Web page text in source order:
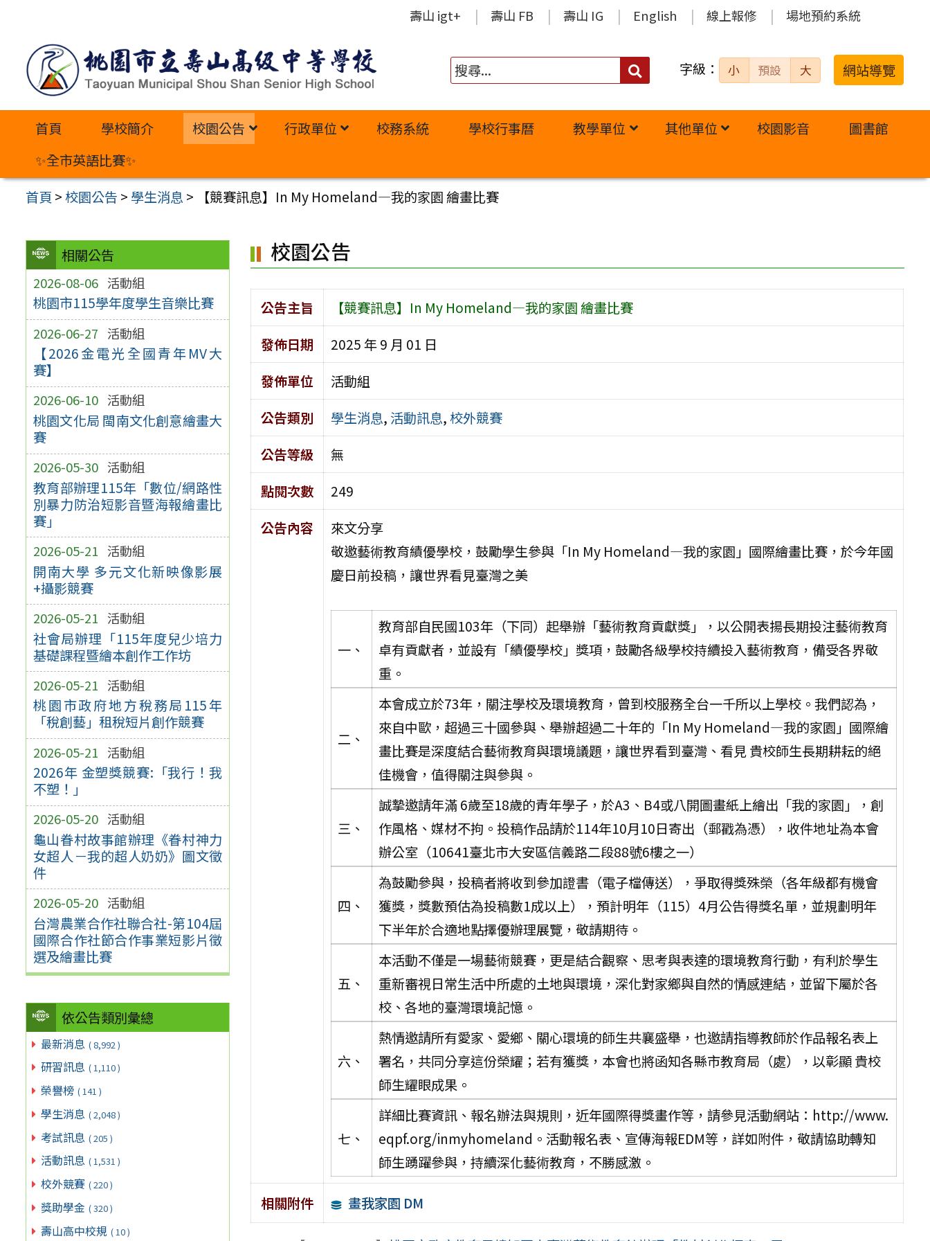
內
壽山 igt+ 壽山 FB 壽山 IG English 線上報修 場地預約系統
搜
字級： 小 預設 大 網站導覽
首頁 學校簡介 校園公告 行政單位 校務系統 學校行事曆 教學單位 其他單位 校園影音
圖書館
✨全市英語比賽✨
首頁 >校園公告 > 學生消息 > 【競賽訊息】In My Homeland—我的家園 繪畫比賽
相關公告
2026-08-06 活動組
桃園市115學年度學生音樂比賽
2026-06-27 活動組
【2026金電光全國青年MV大
賽】
2026-06-10 活動組
桃園文化局 閩南文化創意繪畫大
賽
2026-05-30 活動組
教育部辦理115年「數位/網路性
別暴力防治短影音暨海報繪畫比
賽」
2026-05-21 活動組
開南大學 多元文化新映像影展
+攝影競賽
2026-05-21 活動組
社會局辦理「115年度兒少培力
基礎課程暨繪本創作工作坊
2026-05-21 活動組
桃園市政府地方稅務局115年
「稅創藝」租稅短片創作競賽
2026-05-21 活動組
2026年 金塑獎競賽:「我行！我
不塑！」
2026-05-20 活動組
龜山眷村故事館辦理《眷村神力
女超人－我的超人奶奶》圖文徵
件
2026-05-20 活動組
台灣農業合作社聯合社-第104屆
國際合作社節合作事業短影片徵
選及繪畫比賽
依公告類別彙總
最新消息 ( 8,992 )
研習訊息 ( 1,110 )
榮譽榜 ( 141 )
學生消息 ( 2,048 )
考試訊息 ( 205 )
活動訊息 ( 1,531 )
校外競賽 ( 220 )
獎助學金 ( 320 )
壽山高中校規 ( 10 )
校園公告
公告主旨
【競賽訊息】In My Homeland—我的家園 繪畫比賽
發佈日期
2025 年 9 月 01 日
發佈單位
活動組
公告類別
學生消息, 活動訊息,校外競賽
公告等級
無
點閱次數
249
公告內容
來文分享
敬邀藝術教育績優學校，鼓勵學生參與「In My Homeland—我的家園」國際繪畫比賽，於今年國
慶日前投稿，讓世界看見臺灣之美
一、
教育部自民國103年（下同）起舉辦「藝術教育貢獻獎」，以公開表揚長期投注藝術教育
卓有貢獻者，並設有「績優學校」獎項，鼓勵各級學校持續投入藝術教育，備受各界敬
重。
二、
本會成立於73年，關注學校及環境教育，曾到校服務全台一千所以上學校。我們認為，
來自中歐，超過三十國參與、舉辦超過二十年的「In My Homeland—我的家園」國際繪
畫比賽是深度結合藝術教育與環境議題，讓世界看到臺灣、看見 貴校師生長期耕耘的絕
佳機會，值得關注與參與。
三、
誠摯邀請年滿 6歲至18歲的青年學子，於A3、B4或八開圖畫紙上繪出「我的家園」，創
作風格、媒材不拘。投稿作品請於114年10月10日寄出（郵戳為憑），收件地址為本會
辦公室（10641臺北市大安區信義路二段88號6樓之一）
四、
為鼓勵參與，投稿者將收到參加證書（電子檔傳送），爭取得獎殊榮（各年級都有機會
獲獎，獎數預估為投稿數1成以上），預計明年（115）4月公告得獎名單，並規劃明年
下半年於合適地點擇優辦理展覽，敬請期待。
五、
本活動不僅是一場藝術競賽，更是結合觀察、思考與表達的環境教育行動，有利於學生
重新審視日常生活中所處的土地與環境，深化對家鄉與自然的情感連結，並留下屬於各
校、各地的臺灣環境記憶。
六、
熱情邀請所有愛家、愛鄉、關心環境的師生共襄盛舉，也邀請指導教師於作品報名表上
署名，共同分享這份榮耀；若有獲獎，本會也將函知各縣市教育局（處），以彰顯 貴校
師生耀眼成果。
七、
詳細比賽資訊、報名辦法與規則，近年國際得獎畫作等，請參見活動網站：http://www.
eqpf.org/inmyhomeland。活動報名表、宣傳海報EDM等，詳如附件，敬請協助轉知
師生踴躍參與，持續深化藝術教育，不勝感激。
相關附件 畫我家園 DM